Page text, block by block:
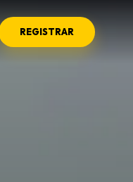
REGISTRAR